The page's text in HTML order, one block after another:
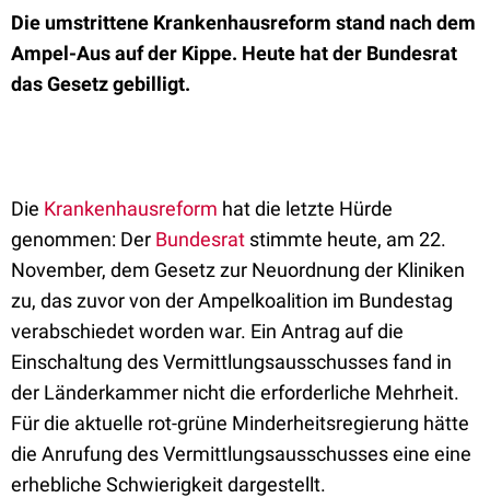
Die umstrittene Krankenhausreform stand nach dem
Ampel-Aus auf der Kippe. Heute hat der Bundesrat
das Gesetz gebilligt.
Die Krankenhausreform hat die letzte Hürde
genommen: Der Bundesrat stimmte heute, am 22.
November, dem Gesetz zur Neuordnung der Kliniken
zu, das zuvor von der Ampelkoalition im Bundestag
verabschiedet worden war. Ein Antrag auf die
Einschaltung des Vermittlungsausschusses fand in
der Länderkammer nicht die erforderliche Mehrheit.
Für die aktuelle rot-grüne Minderheitsregierung hätte
die Anrufung des Vermittlungsausschusses eine eine
erhebliche Schwierigkeit dargestellt.